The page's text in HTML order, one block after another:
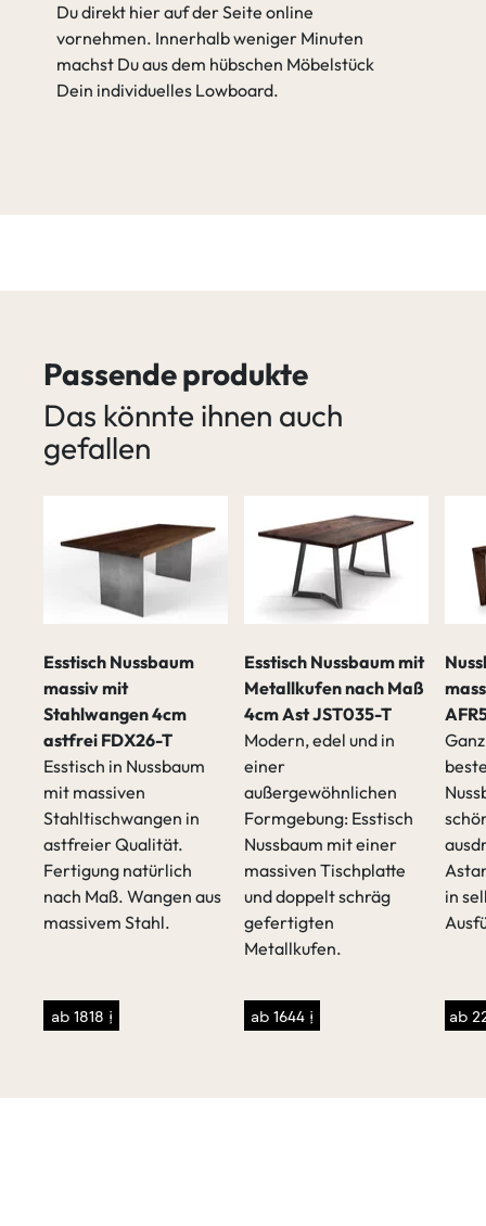
Du direkt hier auf der Seite online
vornehmen. Innerhalb weniger Minuten
machst Du aus dem hübschen Möbelstück
Dein individuelles Lowboard.
Passende produkte
Das könnte ihnen auch
gefallen
Esstisch Nussbaum
massiv mit
Stahlwangen 4cm
astfrei FDX26-T
Esstisch in Nussbaum
mit massiven
Stahltischwangen in
astfreier Qualität.
Fertigung natürlich
nach Maß. Wangen aus
massivem Stahl.
ab 1818 €
Esstisch Nussbaum mit
Metallkufen nach Maß
4cm Ast JST035-T
Modern, edel und in
einer
außergewöhnlichen
Formgebung: Esstisch
Nussbaum mit einer
massiven Tischplatte
und doppelt schräg
gefertigten
Metallkufen.
ab 1644 €
in
ab